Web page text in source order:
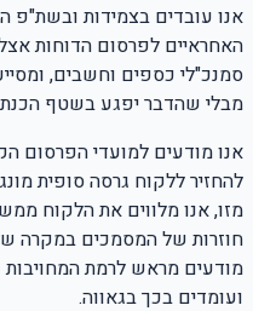
אנו עובדים בצמידות ובשת"פ
האחראיים לפרסום הדוחות
סמנכ"לי כספים וחשבים,
מבלי שהדבר יפגע בשטף
אנו מודעים למועדי הפרסום
להחזיר ללקוח גרסה סופית
מזו, אנו מלווים את הלקוח
חוזרות של המסמכים במקרה
מודעים מראש לרמת המחויבות
ועומדים בכך בגאווה.